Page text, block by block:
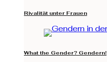
Rivalität unter Frauen
What the Gender? Gendern!